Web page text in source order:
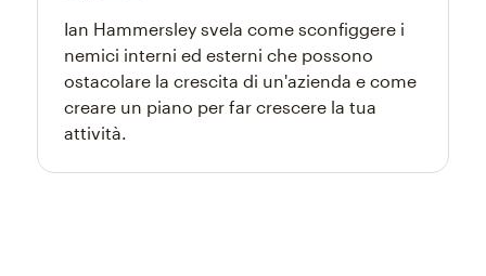
Ian Hammersley svela come sconfiggere i
nemici interni ed esterni che possono
ostacolare la crescita di un'azienda e come
creare un piano per far crescere la tua
attività.